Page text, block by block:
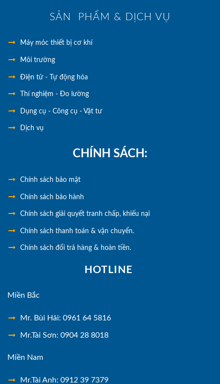
SẢN PHẨM & DỊCH VỤ
Máy móc thiết bị cơ khí
Môi trường
Điện tử - Tự động hóa
Thí nghiệm - Đo lường
Dụng cụ - Công cụ - Vật tư
Dịch vụ
CHÍNH SÁCH:
Chính sách bảo mật
Chính sách bảo hành
Chính sách giải quyết tranh chấp, khiếu nại
Chính sách thanh toán & vận chuyển.
Chính sách đổi trả hàng & hoàn tiền.
HOTLINE
Miền Bắc
Mr. Bùi Hải: 0961 64 5816
Mr.Tài Sơn: 0904 28 8018
Miền Nam
Mr.Tài Anh: 0912 39 7379